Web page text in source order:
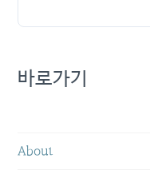
바로가기
About